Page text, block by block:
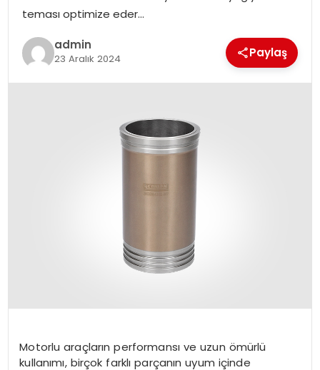
OTOMOBIL
TEKNOLOJI
teması optimize eder…
admin
23 Aralık 2024 Paylaş
Motorlu araçların performansı ve uzun ömürlü
kullanımı, birçok farklı parçanın uyum içinde